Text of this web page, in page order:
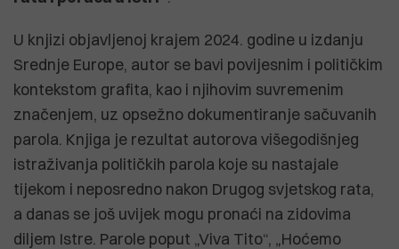
U knjizi objavljenoj krajem 2024. godine u izdanju
Srednje Europe, autor se bavi povijesnim i političkim
kontekstom grafita, kao i njihovim suvremenim
značenjem, uz opsežno dokumentiranje sačuvanih
parola. Knjiga je rezultat autorova višegodišnjeg
istraživanja političkih parola koje su nastajale
tijekom i neposredno nakon Drugog svjetskog rata,
a danas se još uvijek mogu pronaći na zidovima
diljem Istre. Parole poput „Viva Tito“, „Hoćemo